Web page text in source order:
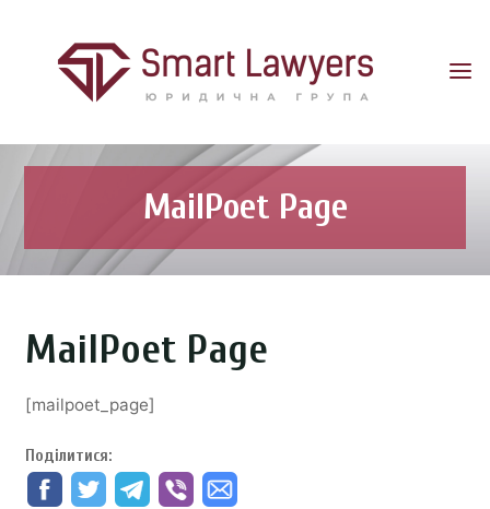
SMART
ДЯКУЄМО
РОЗУМІННЯ
MailPoet Page
MailPoet Page
[mailpoet_page]
Поділитися: